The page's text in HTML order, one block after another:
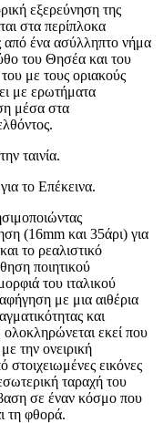
εξερεύνηση της
στα περίπλοκα
από ένα ασύλληπτο νήμα
του Θησέα και του
με τους οριακούς
με ερωτήματα
μέσα στα
ταινία.
το Επέκεινα.
(16mm και 35άρι) για
το ρεαλιστικό
ποιητικού
του ιταλικού
με μια αιθέρια
και
εκεί που
την ονειρική
εικόνες
ταραχή του
σε έναν κόσμο που
τη φθορά.